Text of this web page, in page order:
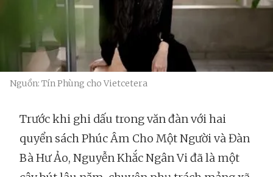
Nguồn: Tín Phùng cho Vietcetera
Trước khi ghi dấu trong văn đàn với hai
quyển sách Phúc Âm Cho Một Người và Đàn
Bà Hư Ảo, Nguyễn Khắc Ngân Vi đã là một